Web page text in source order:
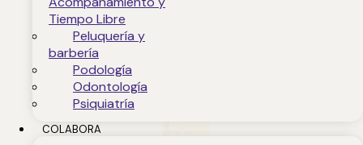
Tiempo Libre
Peluquería y
barbería
Podología
Odontología
Psiquiatría
COLABORA